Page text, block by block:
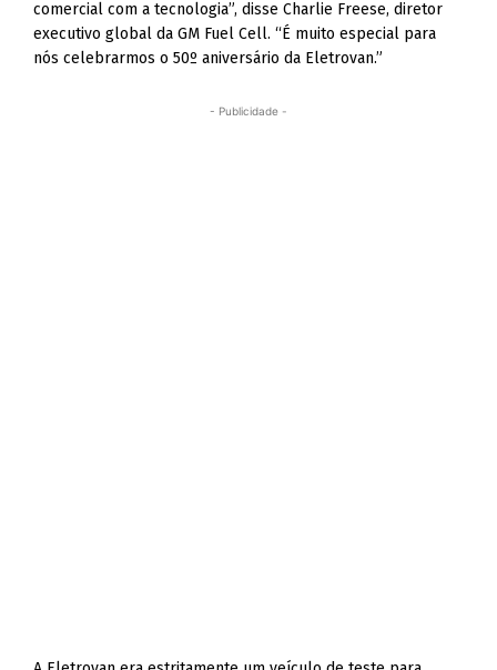
comercial com a tecnologia”, disse Charlie Freese, diretor
executivo global da GM Fuel Cell. “É muito especial para
nós celebrarmos o 50º aniversário da Eletrovan.”
- Publicidade -